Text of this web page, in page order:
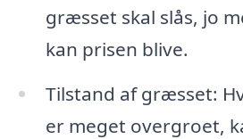
græsset skal slås, jo
kan prisen blive.
Tilstand af græsset:
er meget overgroet,